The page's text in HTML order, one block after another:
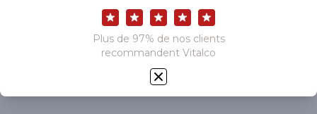
Favorise l’élimination
Réduit la fatigue
Découvrir